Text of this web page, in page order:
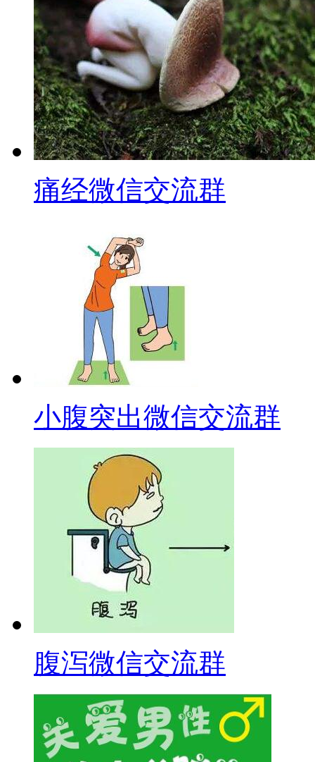
痛经微信交流群
小腹突出微信交流群
腹泻微信交流群